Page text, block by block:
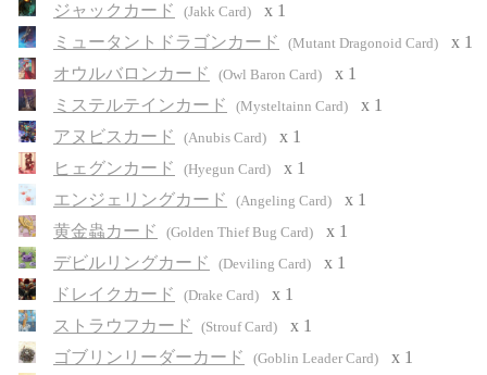
ジャックカード
(Jakk Card)
x 1
ミュータントドラゴンカード
(Mutant Dragonoid Card)
x 1
オウルバロンカード
(Owl Baron Card)
x 1
ミステルテインカード
(Mysteltainn Card)
x 1
アヌビスカード
(Anubis Card)
x 1
ヒェグンカード
(Hyegun Card)
x 1
エンジェリングカード
(Angeling Card)
x 1
黄金蟲カード
(Golden Thief Bug Card)
x 1
デビルリングカード
(Deviling Card)
x 1
ドレイクカード
(Drake Card)
x 1
ストラウフカード
(Strouf Card)
x 1
ゴブリンリーダーカード
(Goblin Leader Card)
x 1